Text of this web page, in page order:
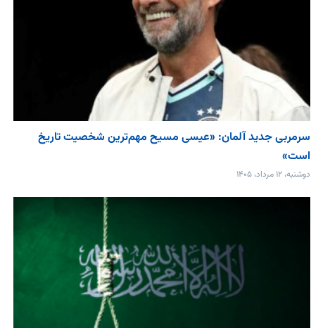
سرمربی جدید آلمان: «عیسی مسیح مهم‌ترین شخصیت تاریخ
است»
دوشنبه، ۱۲ مرداد، ۱۴۰۵